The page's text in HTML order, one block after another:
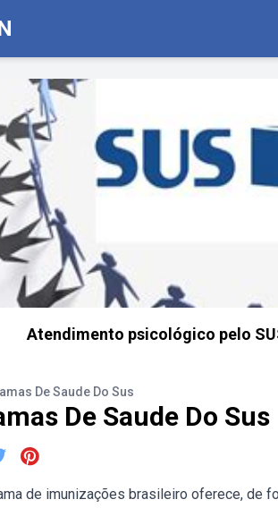
Atendimento psicológico pelo
De Saude Do Sus
De Saude Do Sus
de imunizações brasileiro oferece, de